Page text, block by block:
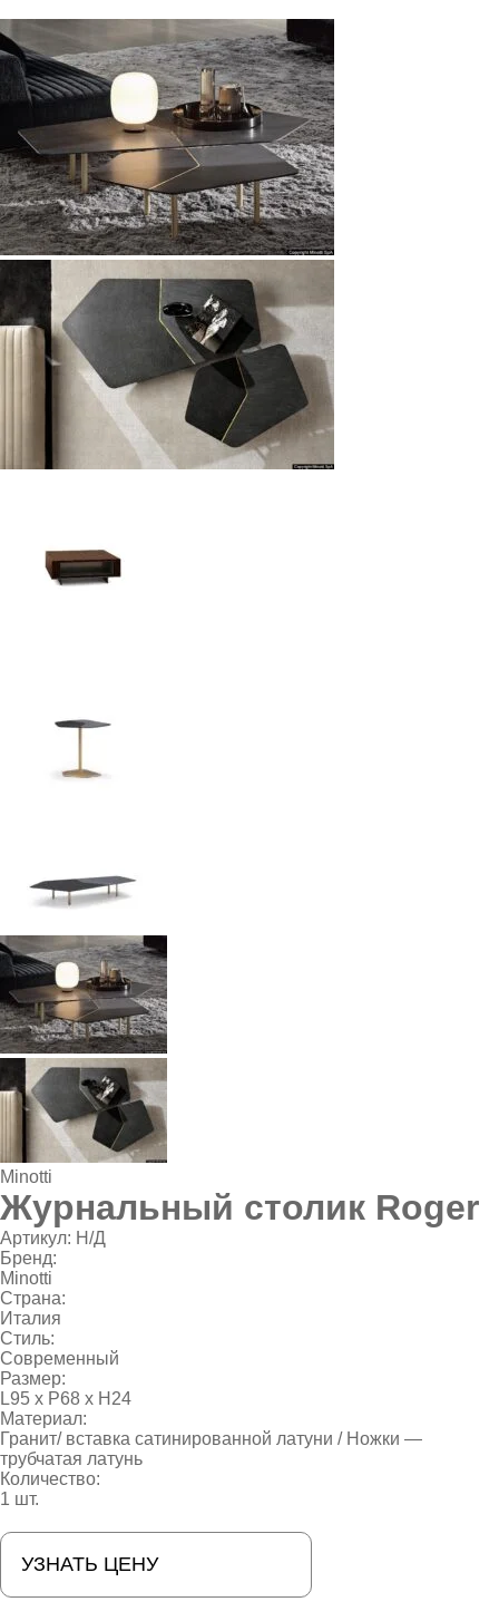
Minotti
Журнальный столик Roger
Артикул: Н/Д
Бренд:
Minotti
Страна:
Италия
Стиль:
Современный
Размер:
L95 х P68 х Н24
Материал:
Гранит/ вставка сатинированной латуни / Ножки —
трубчатая латунь
Количество:
1 шт.
УЗНАТЬ ЦЕНУ